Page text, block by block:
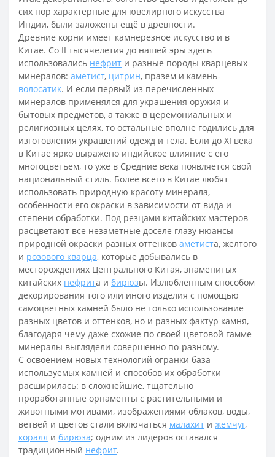
сих пор характерные для ювелирного искусства
Индии, были заложены ещё в древности.
Древние корни имеет камнерезное искусство и в
Китае. Со II тысячелетия до нашей эры здесь
использовались нефрит и разные породы кварцевых
минералов: аметист, цитрин, празем и камень-
волосатик. И если первый из перечисленных
минералов применялся для украшения оружия и
бытовых предметов, а также в церемониальных и
религиозных целях, то остальные вполне годились для
изготовления украшений одежд и тела. Если до XI века
в Китае ярко выражено индийское влияние с его
многоцветьем, то уже в Средние века появляется свой
национальный стиль. Более всего в Китае любят
использовать природную красоту минерала,
особенности его окраски в зависимости от вида и
степени обработки. Под резцами китайских мастеров
расцветают все незаметные доселе глазу нюансы
природной окраски разных оттенков аметиста, жёлтого
и розового кварца, которые добывались в
месторождениях Центрального Китая, знаменитых
китайских нефрита и бирюзы. Излюбленным способом
декорирования того или иного изделия с помощью
самоцветных камней было не только использование
разных цветов и оттенков, но и разных фактур камня,
благодаря чему даже схожие по своей цветовой гамме
минералы выглядели совершенно по-разному.
С освоением новых технологий огранки база
используемых камней и способов их обработки
расширилась: в сложнейшие, тщательно
проработанные орнаменты с растительными и
животными мотивами, изображениями облаков, воды,
ветвей и цветов стали включаться малахит и жемчуг,
коралл и бирюза; одним из лидеров оставался
традиционный нефрит.